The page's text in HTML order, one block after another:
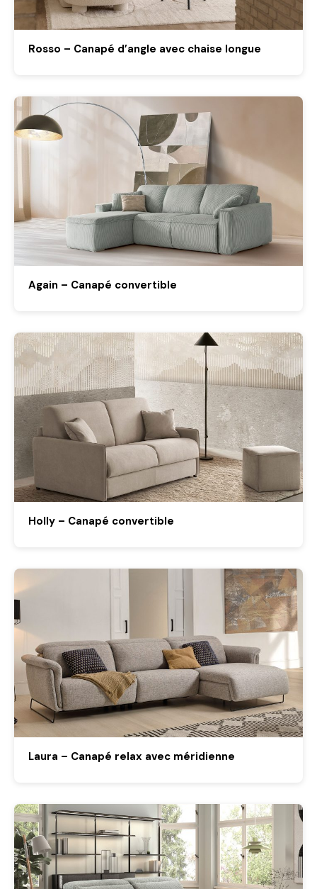
Rosso – Canapé d’angle avec chaise longue
Again – Canapé convertible
Holly – Canapé convertible
Laura – Canapé relax avec méridienne